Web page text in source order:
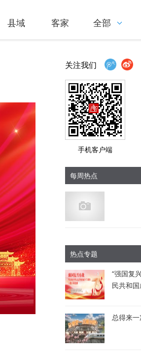
县域 客家 全部
关注我们
手机客户端
每周热点
热点专题
“强国复
民共和
总得来一